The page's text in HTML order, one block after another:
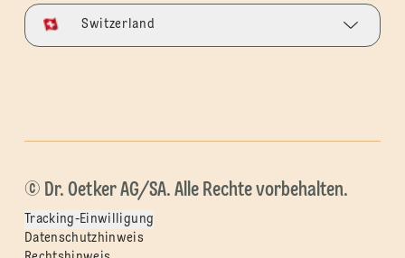
Switzerland
© Dr. Oetker AG/SA. Alle Rechte vorbehalten.
Tracking-Einwilligung
Datenschutzhinweis